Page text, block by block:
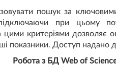
пошук за
підключаючи при цьому
критеріями дозволяє
показники. Доступ надано
Робота з БД Web of